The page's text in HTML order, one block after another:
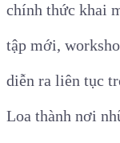
chính thức khai
tập mới,
diễn ra liên tục
Loa thành nơi